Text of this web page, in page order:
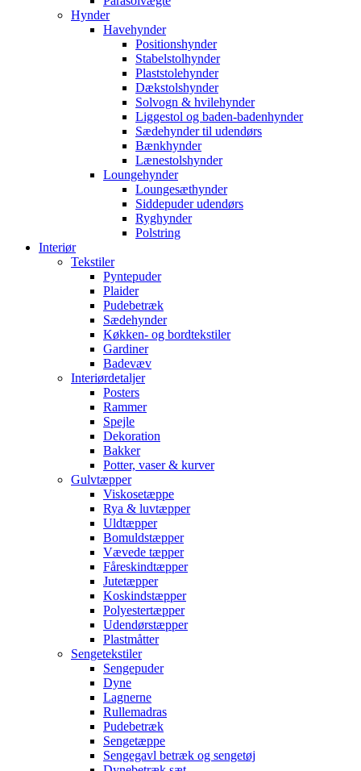
Hynder
Havehynder
Positionshynder
Stabelstolhynder
Plaststolehynder
Dækstolshynder
Solvogn & hvilehynder
Liggestol og baden-badenhynder
Sædehynder til udendørs
Bænkhynder
Lænestolshynder
Loungehynder
Loungesæthynder
Siddepuder udendørs
Ryghynder
Polstring
Interiør
Tekstiler
Pyntepuder
Plaider
Pudebetræk
Sædehynder
Køkken- og bordtekstiler
Gardiner
Badevæv
Interiørdetaljer
Posters
Rammer
Spejle
Dekoration
Bakker
Potter, vaser & kurver
Gulvtæpper
Viskosetæppe
Rya & luvtæpper
Uldtæpper
Bomuldstæpper
Vævede tæpper
Fåreskindtæpper
Jutetæpper
Koskindstæpper
Polyestertæpper
Udendørstæpper
Plastmåtter
Sengetekstiler
Sengepuder
Dyne
Lagnerne
Rullemadras
Pudebetræk
Sengetæppe
Sengegavl betræk og sengetøj